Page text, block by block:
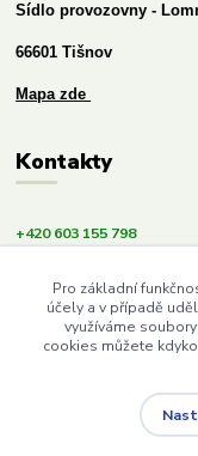
Sídlo provozovny -
66601 Tišnov
Mapa zde
Kontakty
+420 603 155 798
Pro základní
účely a v případě
využíváme
cookies můžete